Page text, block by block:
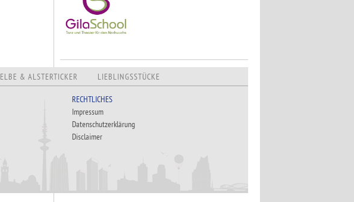
ELBE & ALSTERTICKER LIEBLINGSSTÜCKE
RECHTLICHES
Impressum
Datenschutzerklärung
Disclaimer